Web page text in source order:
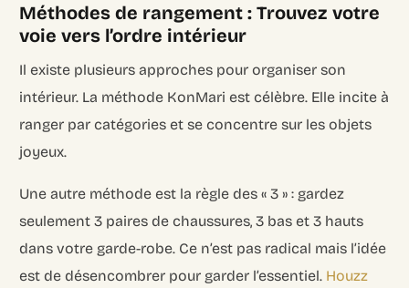
Méthodes de rangement : Trouvez votre
voie vers l’ordre intérieur
Il existe plusieurs approches pour organiser son
intérieur. La méthode KonMari est célèbre. Elle incite à
ranger par catégories et se concentre sur les objets
joyeux.
Une autre méthode est la règle des « 3 » : gardez
seulement 3 paires de chaussures, 3 bas et 3 hauts
dans votre garde-robe. Ce n’est pas radical mais l’idée
est de désencombrer pour garder l’essentiel. Houzz